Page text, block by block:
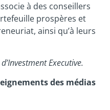
à des conseillers
prospères et
ainsi qu’à leurs
Executive.
des médias